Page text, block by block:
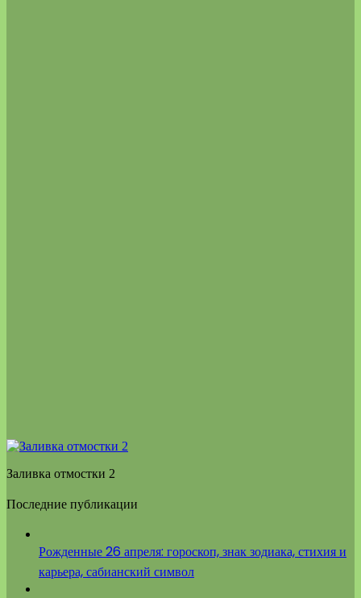
Заливка отмостки 2
Последние публикации
Рожденные 26 апреля: гороскоп, знак зодиака, стихия и
карьера, сабианский символ